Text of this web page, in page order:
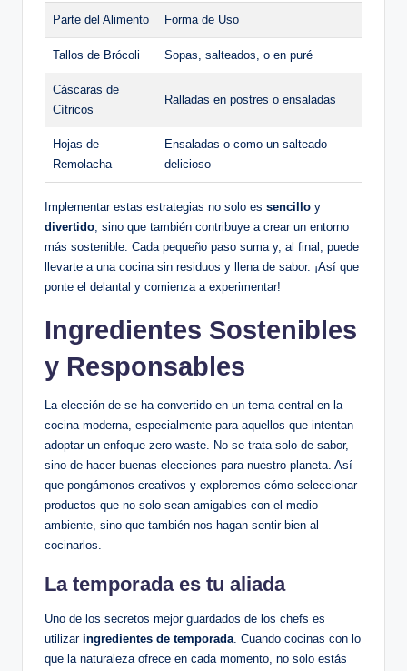
Parte del Alimento Forma de Uso
Tallos de Brócoli Sopas, salteados, o en puré
Cáscaras de
Cítricos
Ralladas en postres o ensaladas
Hojas de
Remolacha
Ensaladas o como un salteado
delicioso
Implementar estas estrategias no solo es sencillo y
divertido, sino que también contribuye a crear un entorno
más sostenible. Cada pequeño paso suma y, al final, puede
llevarte a una cocina sin residuos y llena de sabor. ¡Así que
ponte el delantal y comienza a experimentar!
Ingredientes Sostenibles
y Responsables
La elección de se ha convertido en un tema central en la
cocina moderna, especialmente para aquellos que intentan
adoptar un enfoque zero waste. No se trata solo de sabor,
sino de hacer buenas elecciones para nuestro planeta. Así
que pongámonos creativos y exploremos cómo seleccionar
productos que no solo sean amigables con el medio
ambiente, sino que también nos hagan sentir bien al
cocinarlos.
La temporada es tu aliada
Uno de los secretos mejor guardados de los chefs es
utilizar ingredientes de temporada. Cuando cocinas con lo
que la naturaleza ofrece en cada momento, no solo estás